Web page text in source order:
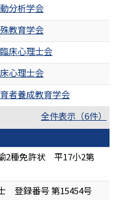
分析学会
教育学会
床心理士会
心理士会
者養成教育学会
全件表示（6件）
2種免許状 平17小2第
登録番号 第15454号